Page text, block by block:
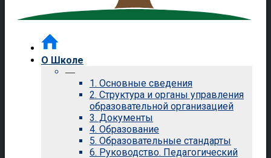
О Школе
—
1. Основные сведения
2. Структура и органы управления
образовательной организацией
3. Документы
4. Образование
5. Образовательные стандарты
6. Руководство. Педагогический